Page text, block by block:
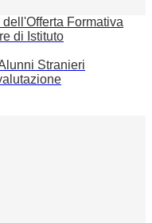
Formativa
di Istituto
Stranieri